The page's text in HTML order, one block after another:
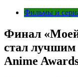
Фильмы и
Финал «Моей
стал лучшим
Anime